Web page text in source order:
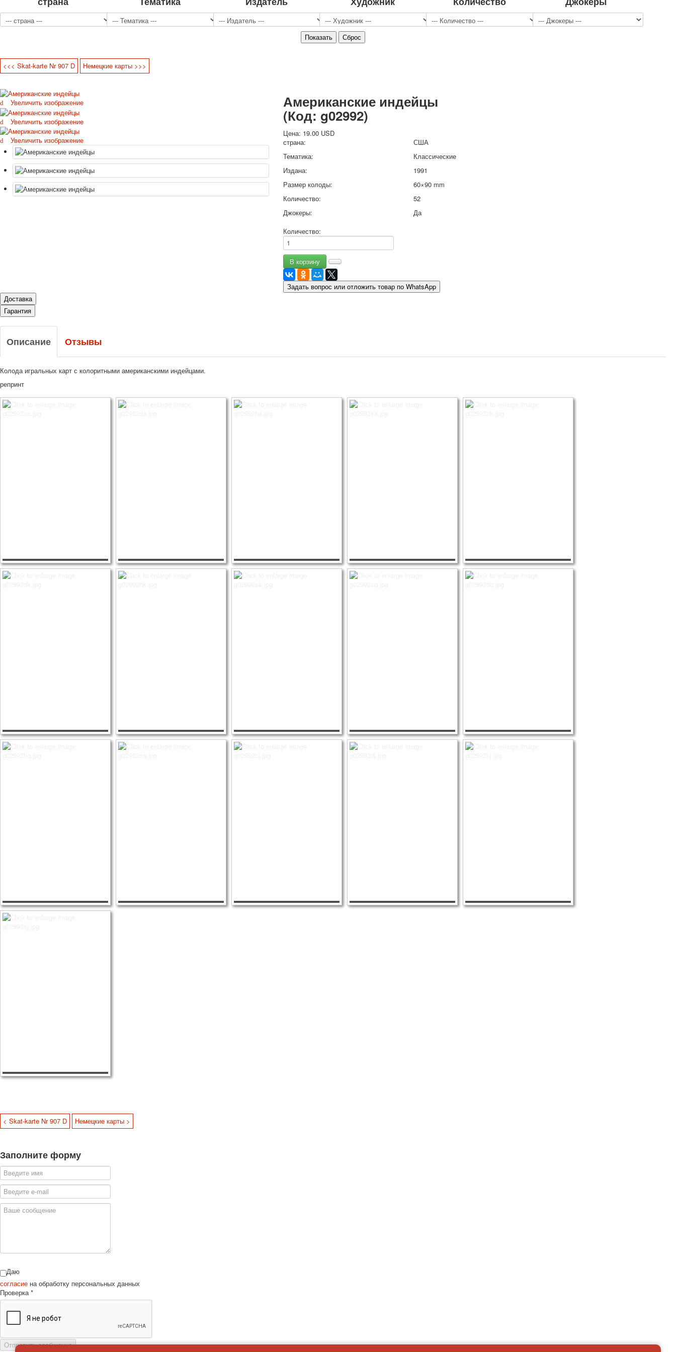
Джокеры
Транспорт
Охота и рыбалка
Открытки
С Новым годом!
8 марта
23 февраля
Свадьба
1 мая
Октябрьская революция
9 мая - день победы
1 сентября школа
Приглашение
Новости
Новости карточных колод
Избранное
<<< Skat-karte Nr 907 D Немецкие карты >>>
Увеличить изображение
Увеличить изображение
Увеличить изображение
Американские индейцы
(Код: g02992)
Цена: 19.00 USD
страна:
США
Тематика:
Классические
Издана:
1991
Размер колоды:
60×90 mm
Количество:
52
Джокеры:
Да
Количество:
Задать вопрос или отложить товар по WhatsApp
Доставка
Гарантия
Описание Отзывы
Колода игральных карт с колоритными американскими индейцами.
репринт
< Skat-karte Nr 907 D Немецкие карты >
Заполните форму
Даю
согласие на обработку персональных данных
Проверка *
Отправить сообщение